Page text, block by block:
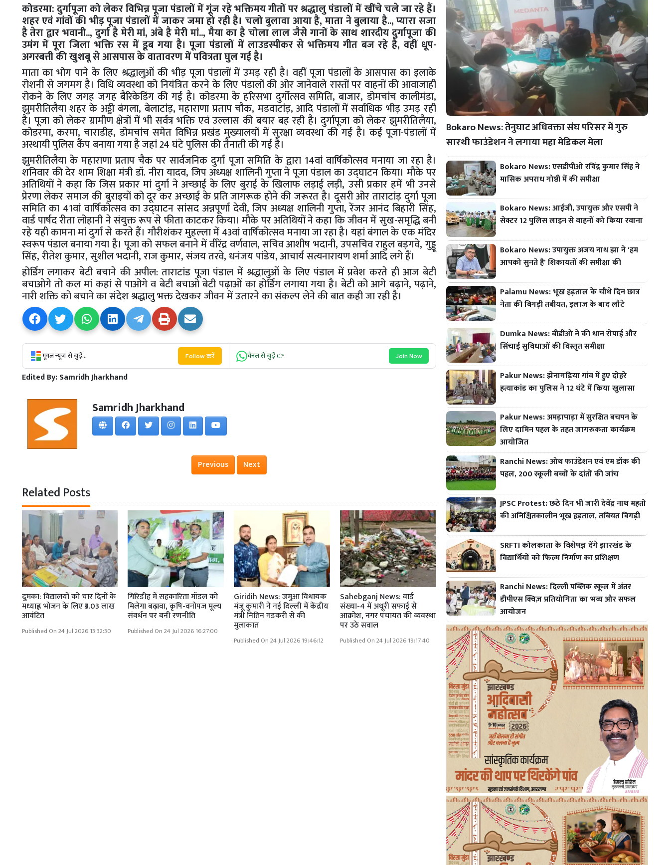
कोडरमा: दुर्गापूजा को लेकर विभिन्न पूजा पंडालों में गूंज रहे भक्तिमय गीतों पर श्रद्धालु पंडालों में खींचे चले जा रहे हैं।
शहर एवं गांवों की भीड़ पूजा पंडालों में जाकर जमा हो रही है। चलो बुलावा आया है, माता ने बुलाया है.., प्यारा सजा
है तेरा द्वार भवानी.., दुर्गा है मेरी मां, अंबे है मेरी मां.., मैया का है चोला लाल जैसेे गानों के साथ शारदीय दुर्गापूजा की
उमंग में पूरा जिला भक्ति रस में डूब गया है। पूजा पंडालों में लाउडस्पीकर से भक्तिमय गीत बज रहे है, वहीं धूप-
अगरबत्ती की खुशबू से आसपास के वातावरण में पवित्रता घुल गई है।
माता का भोग पाने के लिए श्रद्धालुओं की भीड़ पूजा पंडालों में उमड़ रही है। वहीं पूजा पंडालों के आसपास का इलाके
रोशनी से जगमग है। विधि व्यवस्था को नियंत्रित करने के लिए पंडालों की ओर जानेवाले रास्तों पर वाहनों की आवाजाही
रोकने के लिए जगह जगह बैरिकेडिंग की गई है। कोडरमा के हरिसभा दुर्गोत्सव समिति, बाजार, डोमचांच कालीमंडा,
झुमरीतिलैया शहर के अड्डी बंगला, बेलाटांड़, महाराणा प्रताप चौक, मडवाटांड़, आदि पंडालों में सर्वाधिक भीड़ उमड़ रही
है। पूजा को लेकर ग्रामीण क्षेत्रों में भी सर्वत्र भक्ति एवं उल्लास की बयार बह रही है। दुर्गापूजा को लेकर झुमरीतिलैया,
कोडरमा, करमा, चाराडीह, डोमचांच समेत विभिन्न प्रखंड मुख्यालयों में सुरक्षा व्यवस्था की गई है। कई पूजा-पंडालों में
अस्थायी पुलिस कैंप बनाया गया है जहां 24 घंटे पुलिस की तैनाती की गई है।
झुमरीतिलैया के महाराणा प्रताप चैक पर सार्वजनिक दुर्गा पूजा समिति के द्वारा 14वां वार्षिकोत्सव मनाया जा रहा है।
शनिवार की देर शाम शिक्षा मंत्री डॉ. नीरा यादव, जिप अध्यक्ष शालिनी गुप्ता ने पूजा पंडाल का उद्घाटन किया। मौके पर
अतिथियों ने कहा कि जिस प्रकार मां दुर्गा ने अच्छाई के लिए बुराई के खिलाफ लड़ाई लड़ी, उसी प्रकार हमें भी उनसे
प्रेरणा लेकर समाज की बुराइयों को दूर कर अच्छाई के प्रति जागरूक होने की जरूरत है। दूसरी ओर ताराटांड़ दुर्गा पूजा
समिति का 41वां वार्षिकोत्सव का उद्घाटन सांसद अन्नपूर्णा देवी, जिप अध्यक्ष शालिनी गुप्ता, रेंजर आनंद बिहारी सिंह,
वार्ड पार्षद रीता लोहानी ने संयुक्त रूप से फीता काटकर किया। मौके पर अतिथियों ने कहा कि जीवन में सुख-समृद्धि बनी
रहे यही कामना मां दुर्गा से करते हैं। गौरीशंकर मुहल्ला में 43वां वार्षिकोत्सव मनाया जा रहा है। यहां बंगाल के एक मंदिर
स्वरूप पंडाल बनाया गया है। पूजा को सफल बनाने में वीरेंद्र वर्णवाल, सचिव आशीष भदानी, उपसचिव राहुल बड़गवे, गुड्डू
सिंह, रीतेश कुमार, सुशील भदानी, राज कुमार, संजय तरवे, धनंजय पांडेय, आचार्य सत्यनारायण शर्मा आदि लगे हैं।
होर्डिंग लगाकर बेटी बचाने की अपील: ताराटांड पूजा पंडाल में श्रद्धालुओं के लिए पंडाल में प्रवेश करते ही आज बेटी
बचाओगे तो कल मां कहां से पाओगे व बेटी बचाओ बेटी पढ़ाओं का होर्डिंग लगाया गया है। बेटी को आगे बढ़ाने, पढ़ाने,
नारी शक्ति को बचाने का संदेश श्रद्धालु भक्त देखकर जीवन में उतारने का संकल्प लेने की बात कही जा रही है।
गूगल न्यूज से जुड़ें... Follow करें चैनल से जुड़ें 👉 Join Now
Edited By:Samridh Jharkhand
Samridh Jharkhand
Previous Next
Related Posts
दुमका: विद्यालयों को चार दिनों के
मध्याह्न भोजन के लिए ₹3.03 लाख
आवंटित
Published On 24 Jul 2026 13:32:30
गिरिडीह में सहकारिता मॉडल को
मिलेगा बढ़ावा, कृषि-वनोपज मूल्य
संवर्धन पर बनी रणनीति
Published On 24 Jul 2026 16:27:00
Giridih News: जमुआ विधायक
मंजू कुमारी ने नई दिल्ली में केंद्रीय
मंत्री नितिन गडकरी से की
मुलाकात
Published On 24 Jul 2026 19:46:12
Sahebganj News: वार्ड
संख्या-4 में अधूरी सफाई से
आक्रोश, नगर पंचायत की व्यवस्था
पर उठे सवाल
Published On 24 Jul 2026 19:17:40
Bokaro News: तेनुघाट अधिवक्ता संघ परिसर में गुरु
सारथी फाउंडेशन ने लगाया महा मेडिकल मेला
Bokaro News: एसडीपीओ रविंद्र कुमार सिंह ने
मासिक अपराध गोष्ठी में की समीक्षा
Bokaro News: आईजी, उपायुक्त और एसपी ने
सेक्टर 12 पुलिस लाइन से वाहनों को किया रवाना
Bokaro News: उपायुक्त अजय नाथ झा ने 'हम
आपको सुनते हैं' शिकायतों की समीक्षा की
Palamu News: भूख हड़ताल के चौथे दिन छात्र
नेता की बिगड़ी तबीयत, इलाज के बाद लौटे
Dumka News: बीडीओ ने की धान रोपाई और
सिंचाई सुविधाओं की विस्तृत समीक्षा
Pakur News: झेनागड़िया गांव में हुए दोहरे
हत्याकांड का पुलिस ने 12 घंटे में किया खुलासा
Pakur News: अमड़ापाड़ा में सुरक्षित बचपन के
लिए दामिन पहल के तहत जागरूकता कार्यक्रम
आयोजित
Ranchi News: ओथ फाउंडेशन एवं एम डॉक की
पहल, 200 स्कूली बच्चों के दांतों की जांच
JPSC Protest: छठे दिन भी जारी देवेंद्र नाथ महतो
की अनिश्चितकालीन भूख हड़ताल, तबियत बिगड़ी
SRFTI कोलकाता के विशेषज्ञ देंगे झारखंड के
विद्यार्थियों को फिल्म निर्माण का प्रशिक्षण
Ranchi News: दिल्ली पब्लिक स्कूल में अंतर
डीपीएस क्विज़ प्रतियोगिता का भव्य और सफल
आयोजन